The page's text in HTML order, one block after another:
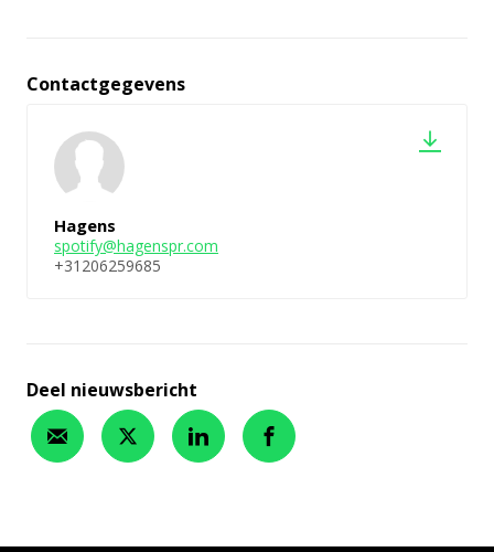
Contactgegevens
Hagens
spotify@hagenspr.com
+31206259685
Deel nieuwsbericht